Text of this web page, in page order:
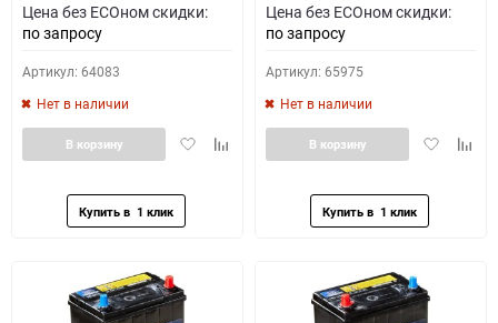
0 - обратная 1 - прямая 3 - обратная 4 - прямая
Цена без ECOном скидки:
по запросу
Артикул: 64083
Нет в наличии
ДобавитьДобавить
В корзину
Цена без ECOном скидки:
по запросу
Артикул: 65975
Нет в наличии
Добавить
В корзину